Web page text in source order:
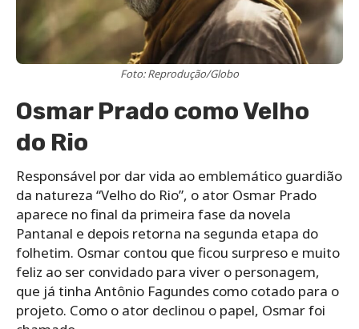
Foto: Reprodução/Globo
Osmar Prado como Velho
do Rio
Responsável por dar vida ao emblemático guardião
da natureza “Velho do Rio”, o ator Osmar Prado
aparece no final da primeira fase da novela
Pantanal e depois retorna na segunda etapa do
folhetim. Osmar contou que ficou surpreso e muito
feliz ao ser convidado para viver o personagem,
que já tinha Antônio Fagundes como cotado para o
projeto. Como o ator declinou o papel, Osmar foi